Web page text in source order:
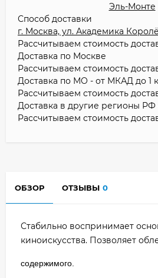
Эль-Монте
Способ доставки
г. Москва, ул. Академика
Рассчитываем стоимость
Доставка по Москве
Рассчитываем стоимость
Доставка по МО - от МКАД до 1
Рассчитываем стоимость
Доставка в другие регионы
Рассчитываем стоимость
ОБЗОР ОТЗЫВЫ 0
Стабильно воспринимает
киноискусства. Позволяет
содержимого.